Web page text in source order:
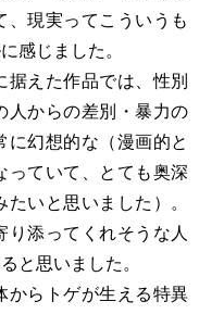
、現実ってこういうも
感じました。
えた作品では、性別
人からの差別・暴力の
に幻想的な（漫画的と
っていて、とても奥深
いと思いました）。
添ってくれそうな人
と思いました。
らトゲが生える特異